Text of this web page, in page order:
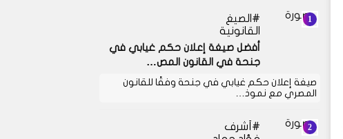
الصيغ
القانونية
أفضل صيغة إعلان حكم غيابي في
جنحة في القانون المص…
صيغة إعلان حكم غيابي في جنحة وفقًا للقانون
المصري مع نموذ…
أشرف